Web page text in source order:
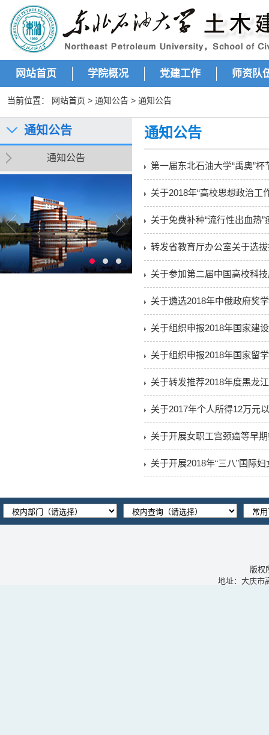
网站首页 学院概况 党建工作 师资队
当前位置： 网站首页 > 通知公告 > 通知公告
通知公告
通知公告
通知公告
第一届东北石油大学“禹奥”
关于2018年“高校思想政治工
关于免费补种“流行性出血热”
转发省教育厅办公室关于选
关于参加第二届中国高校科
关于遴选2018年中俄政府奖
关于组织申报2018年国家建
关于组织申报2018年国家留
关于转发推荐2018年度黑龙
关于2017年个人所得12万元
关于开展女职工宫颈癌等早
关于开展2018年“三八”国际
版权
地址：大庆市